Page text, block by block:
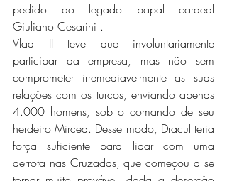
pedido do legado papal cardeal
Giuliano Cesarini .
Vlad II teve que involuntariamente
participar da empresa, mas não sem
comprometer irremediavelmente as suas
relações com os turcos, enviando apenas
4.000 homens, sob o comando de seu
herdeiro Mircea. Desse modo, Dracul teria
força suficiente para lidar com uma
derrota nas Cruzadas, que começou a se